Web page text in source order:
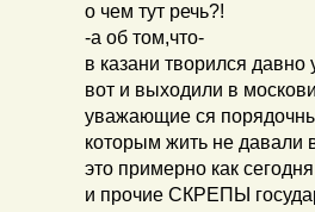
о чем тут речь?!
-а об том,что-
в казани творился
вот и выходили в
уважающие ся
которым жить не давали
это примерно как
и прочие СКРЕПЫ